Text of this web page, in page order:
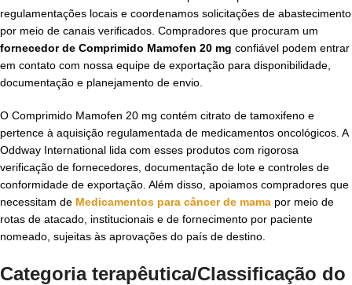
regulamentações locais e coordenamos solicitações de abastecimento
por meio de canais verificados. Compradores que procuram um
fornecedor de Comprimido Mamofen 20 mg confiável podem entrar
em contato com nossa equipe de exportação para disponibilidade,
documentação e planejamento de envio.
O Comprimido Mamofen 20 mg contém citrato de tamoxifeno e
pertence à aquisição regulamentada de medicamentos oncológicos. A
Oddway International lida com esses produtos com rigorosa
verificação de fornecedores, documentação de lote e controles de
conformidade de exportação. Além disso, apoiamos compradores que
necessitam de Medicamentos para câncer de mama por meio de
rotas de atacado, institucionais e de fornecimento por paciente
nomeado, sujeitas às aprovações do país de destino.
Categoria terapêutica/Classificação do